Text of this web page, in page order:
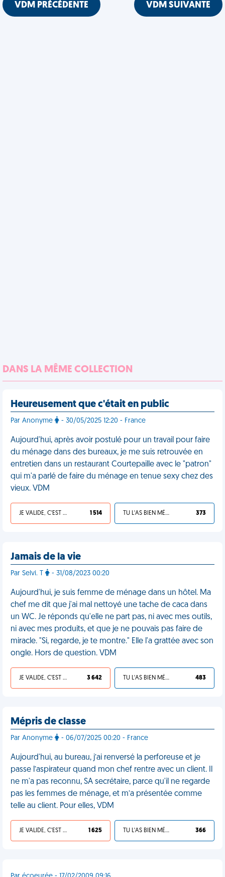
VDM PRÉCÉDENTE VDM SUIVANTE
DANS LA MÊME COLLECTION
Heureusement que c'était en public
Par Anonyme - 30/05/2025 12:20 - France
Aujourd'hui, après avoir postulé pour un travail pour faire
du ménage dans des bureaux, je me suis retrouvée en
entretien dans un restaurant Courtepaille avec le "patron"
qui m'a parlé de faire du ménage en tenue sexy chez des
vieux. VDM
JE VALIDE, C'EST UNE VDM 1 514 TU L'AS BIEN MÉRITÉ 373
Jamais de la vie
Par Selvi. T - 31/08/2023 00:20
Aujourd'hui, je suis femme de ménage dans un hôtel. Ma
chef me dit que j'ai mal nettoyé une tache de caca dans
un WC. Je réponds qu'elle ne part pas, ni avec mes outils,
ni avec mes produits, et que je ne pouvais pas faire de
miracle. "Si, regarde, je te montre." Elle l'a grattée avec son
ongle. Hors de question. VDM
JE VALIDE, C'EST UNE VDM 3 642 TU L'AS BIEN MÉRITÉ 483
Mépris de classe
Par Anonyme - 06/07/2025 00:20 - France
Aujourd'hui, au bureau, j’ai renversé la perforeuse et je
passe l’aspirateur quand mon chef rentre avec un client. Il
ne m'a pas reconnu, SA secrétaire, parce qu'il ne regarde
pas les femmes de ménage, et m’a présentée comme
telle au client. Pour elles, VDM
JE VALIDE, C'EST UNE VDM 1 625 TU L'AS BIEN MÉRITÉ 366